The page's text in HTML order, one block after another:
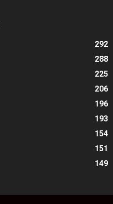
292
288
225
206
196
193
154
151
149